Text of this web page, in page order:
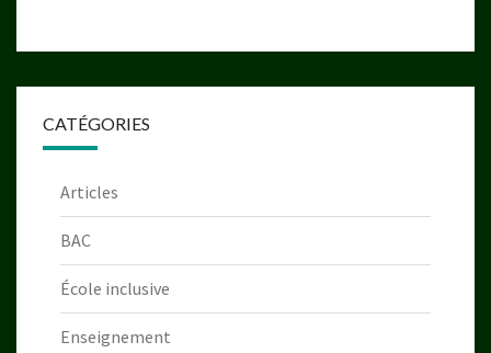
CATÉGORIES
Articles
BAC
École inclusive
Enseignement